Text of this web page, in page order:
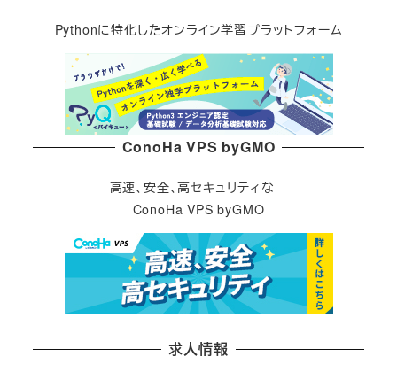
Pythonに特化したオンライン学習プラットフォーム
ConoHa VPS byGMO
高速、安全、高セキュリティな
ConoHa VPS byGMO
求人情報